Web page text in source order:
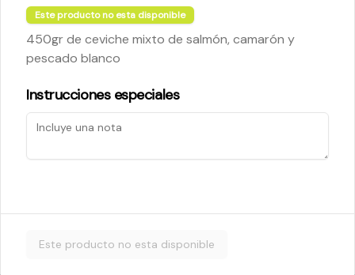
Cheese Roll
Queso crema - palta - cebollín
$5.200
$5.800
Este producto no esta disponible
450gr de ceviche mixto de salmón, camarón y
pescado blanco
Instrucciones especiales
Este producto no esta disponible